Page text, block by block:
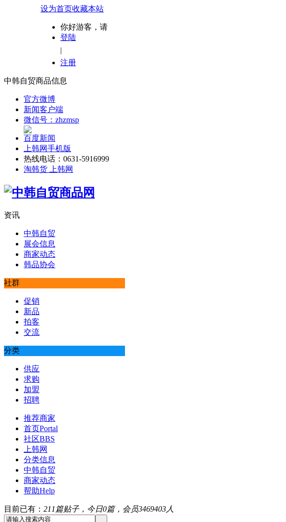
设为首页收藏本站
你好游客，请
登陆
|
注册
中韩自贸商品信息
官方微博
新闻客户端
微信号：zhzmsp
百度新闻
上韩网手机版
热线电话：0631-5916999
淘韩货 上韩网
资讯
中韩自贸
展会信息
商家动态
韩品协会
社群
促销
新品
拍客
交流
分类
供应
求购
加盟
招聘
推荐商家
首页Portal
社区BBS
上韩网
分类信息
中韩自贸
商家动态
帮助Help
目前已有： 211篇贴子，今日0篇，会员3469403人